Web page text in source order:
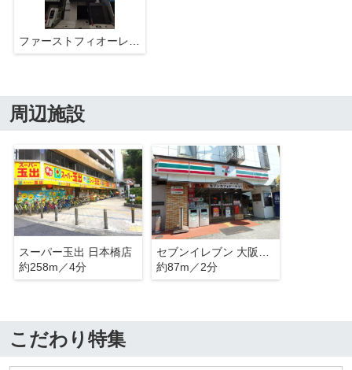
ファーストフィオーレ心斎橋イーストⅢ
周辺施設
スーパー玉出 日本橋店
約258m／4分
約87m／2分
こだわり特集